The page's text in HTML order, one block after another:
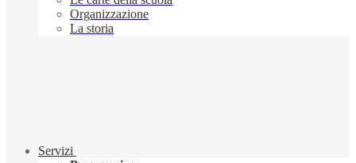
Organizzazione
La storia
Servizi